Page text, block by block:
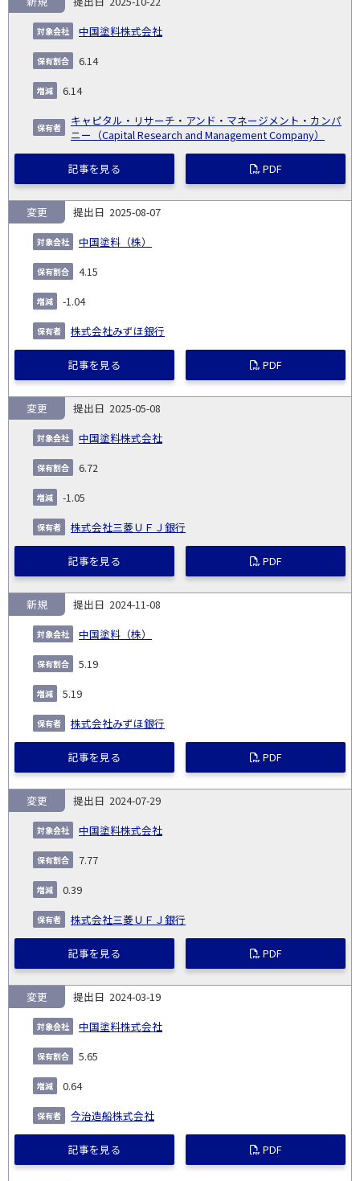
中国塗料株式会社
6.14
6.14
キャピタル・リサーチ・アンド・マネージメント・カンパ
ニー（Capital Research and Management Company）
記事を見る PDF
2025-08-07
中国塗料（株）
変更
4.15
-1.04
株式会社みずほ銀行
記事を見る PDF
2025-05-08
中国塗料株式会社
変更
6.72
-1.05
株式会社三菱ＵＦＪ銀行
記事を見る PDF
2024-11-08
中国塗料（株）
新規
5.19
5.19
株式会社みずほ銀行
記事を見る PDF
2024-07-29
中国塗料株式会社
変更
7.77
0.39
株式会社三菱ＵＦＪ銀行
記事を見る PDF
2024-03-19
中国塗料株式会社
変更
5.65
0.64
今治造船株式会社
記事を見る PDF